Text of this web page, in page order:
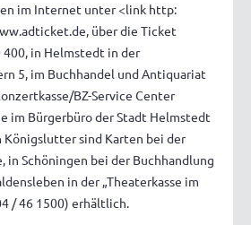
im Internet unter <link http:
über die Ticket
in Helmstedt in der
5, im Buchhandel und Antiquariat
BZ-Service Center
im Bürgerbüro der Stadt Helmstedt
Königslutter sind Karten bei der
in Schöningen bei der Buchhandlung
in der „Theaterkasse im
/ 46 1500) erhältlich.